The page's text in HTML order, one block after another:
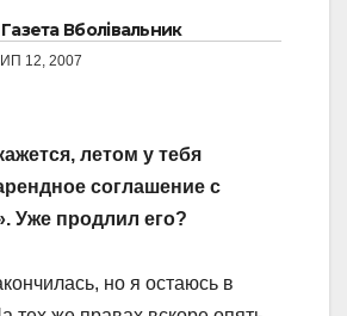
Газета Вболівальник
12, 2007
летом у тебя
соглашение с
Уже продлил его?
но я остаюсь в